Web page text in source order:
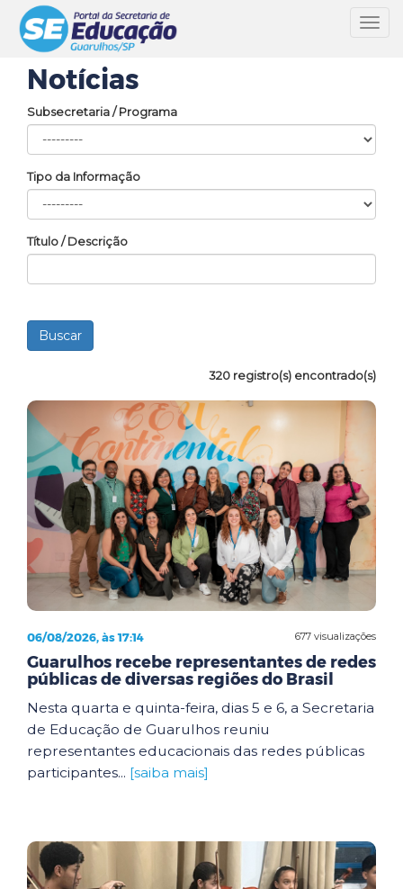
Notícias
Subsecretaria / Programa
Tipo da Informação
Título / Descrição
320 registro(s) encontrado(s)
677 visualizações
06/08/2026, às 17:14
Guarulhos recebe representantes de redes
públicas de diversas regiões do Brasil
Nesta quarta e quinta-feira, dias 5 e 6, a Secretaria
de Educação de Guarulhos reuniu
representantes educacionais das redes públicas
participantes... [saiba mais]